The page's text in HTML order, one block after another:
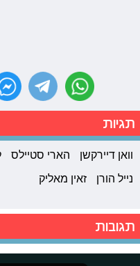
תגיות
וואן דיירקשן הארי סטיילס
נייל הורן
זאין מאליק
תגובות